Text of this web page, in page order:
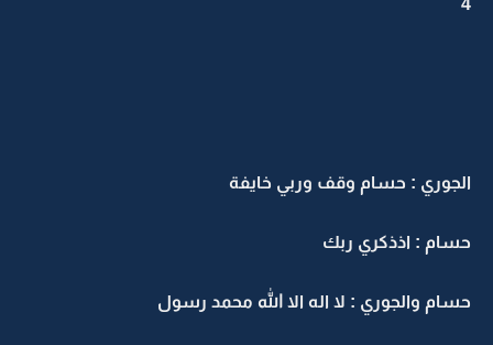
4
الجوري : حسام وقف وربي خايفة
حسام : اذذكري ربك
حسام والجوري : لا اله الا الله محمد رسول